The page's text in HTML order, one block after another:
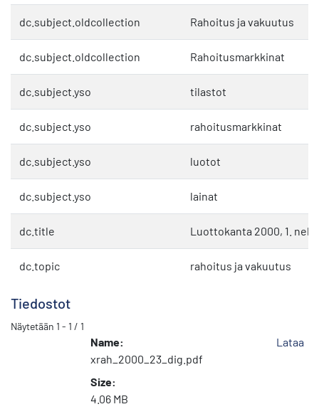
dc.subject.oldcollection Rahoitus ja vakuutus
dc.subject.oldcollection Rahoitusmarkkinat
dc.subject.yso tilastot
dc.subject.yso rahoitusmarkkinat
dc.subject.yso luotot
dc.subject.yso lainat
dc.title Luottokanta 2000, 1.
dc.topic rahoitus ja vakuutus
Tiedostot
Näytetään 1 - 1 / 1
Name:
xrah_2000_23_dig.pdf
Size:
4.06 MB
Lataa